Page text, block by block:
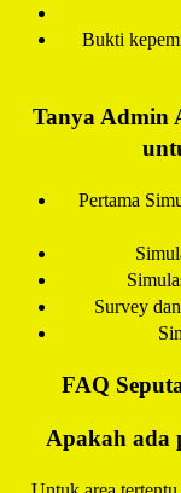
Bukti
Tanya Admin
Pertama
Survey
FAQ
Apakah ada